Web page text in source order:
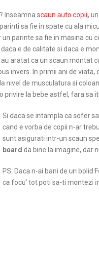
Inseamna scaun auto copii,
sa fie in spate cu ala
parinte sa fie in masina cu
e de calitate si daca e
aratat ca un scaun montat
invers. In primii ani de viata,
nivel de musculatura si
privire la bebe astfel, fara sa
Si daca se intampla ca sofer
cand e vorba de copii n-ar
sunt asigurati intr-un scaun
board da bine la imagine, dar
PS: Daca n-ai bani de un bolid
ca focu’ tot poti sa-ti montezi